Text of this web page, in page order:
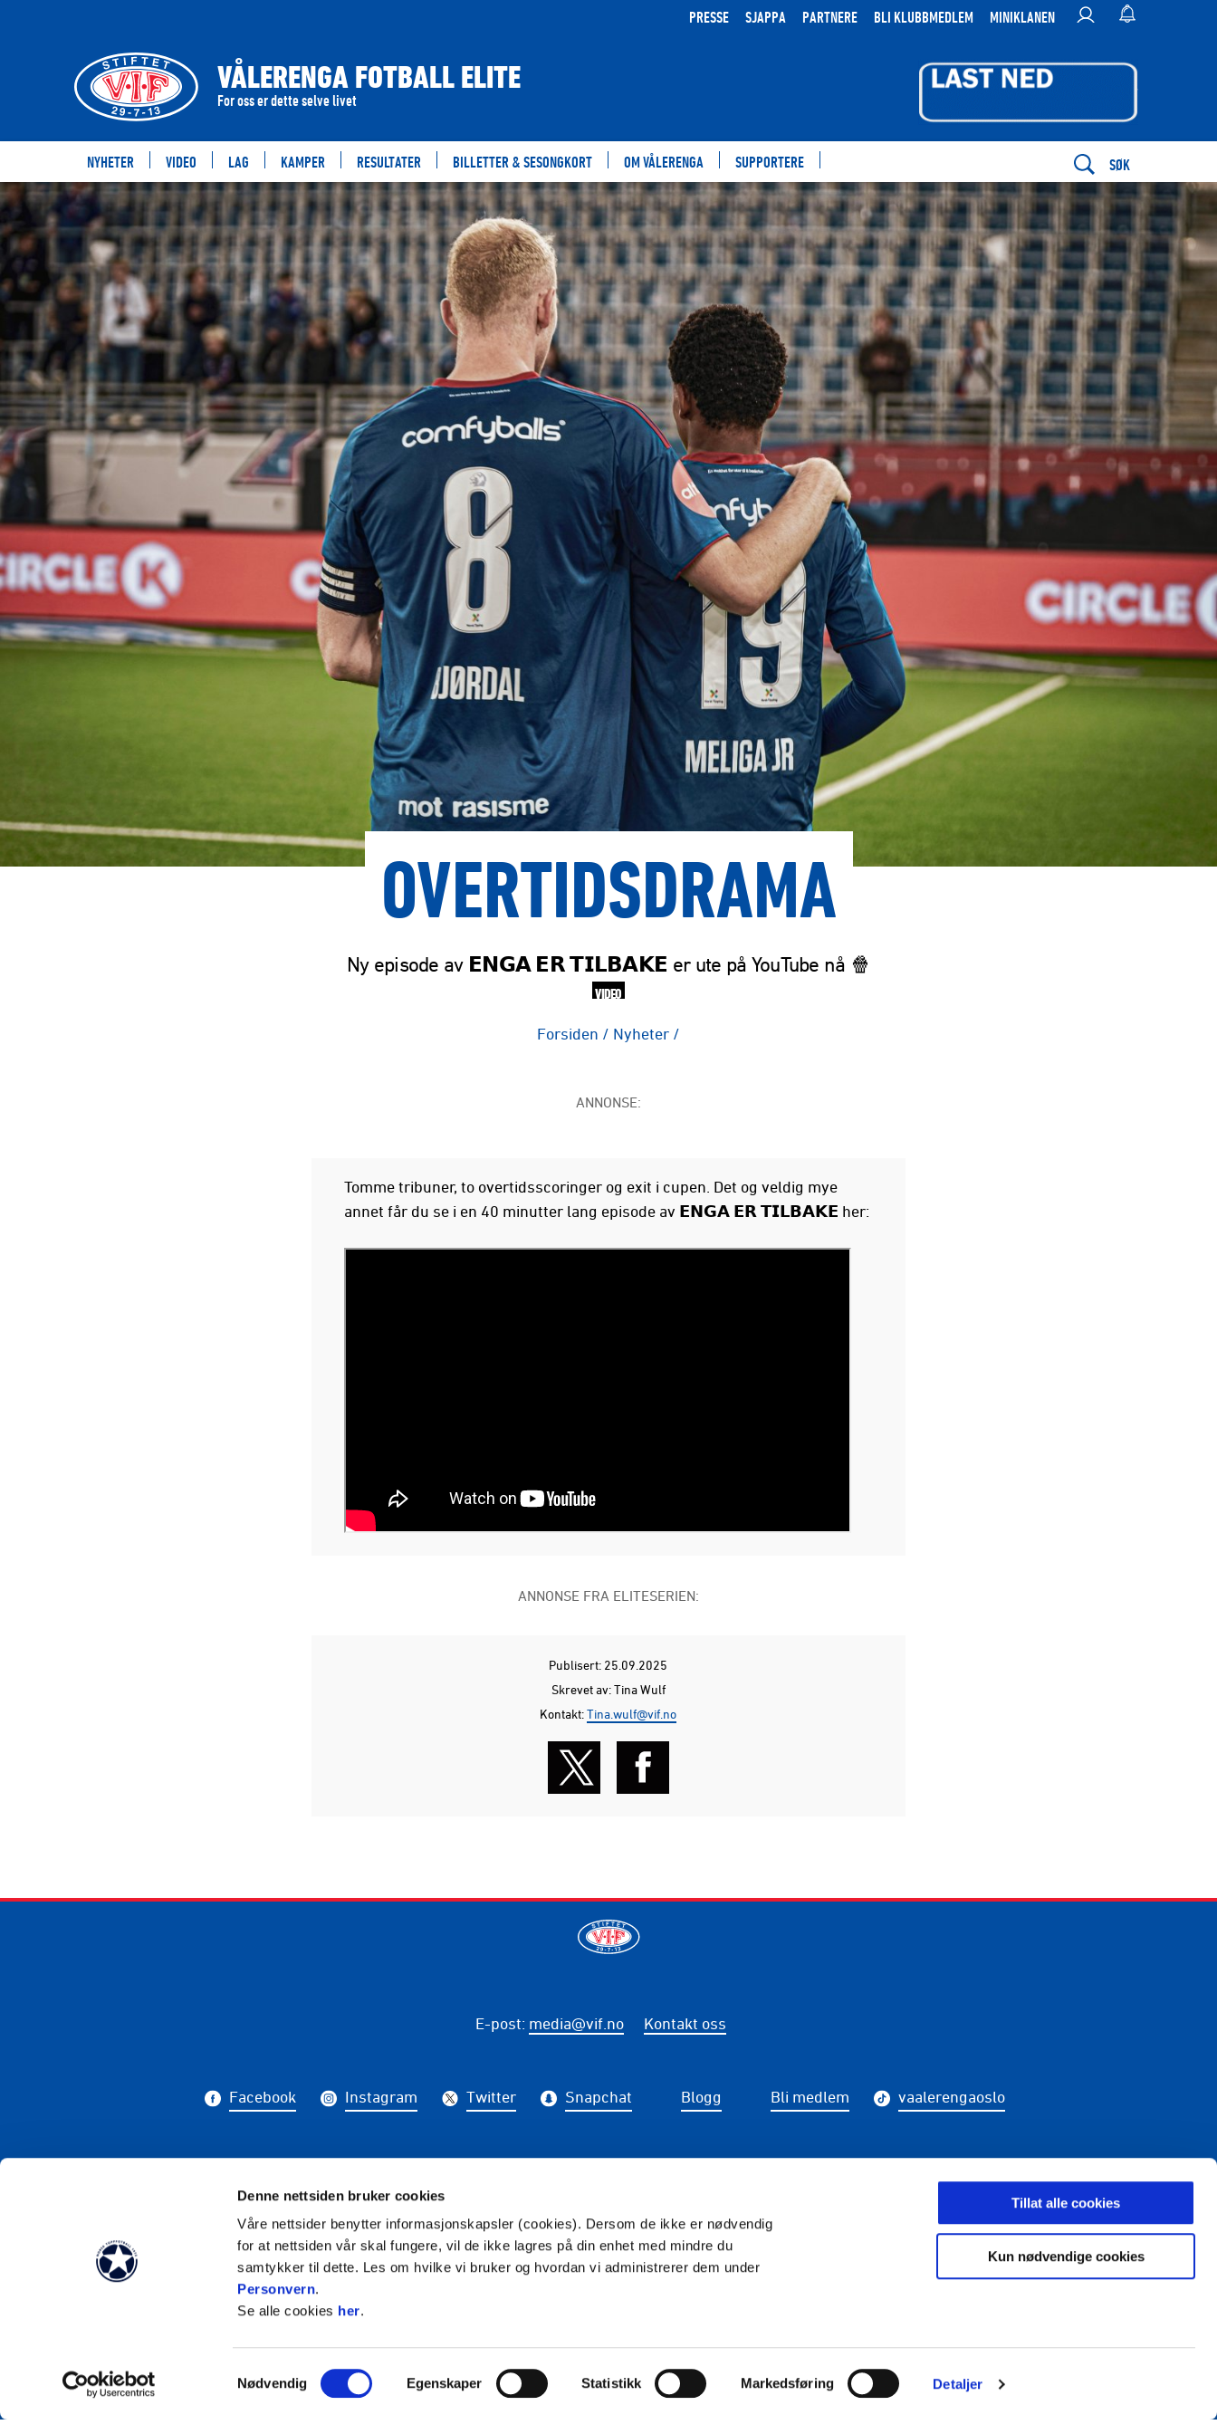
Denne nettsiden bruker cookies
Våre nettsider benytter informasjonskapsler (cookies). Dersom de ikke er nødvendig
for at nettsiden vår skal fungere, vil de ikke lagres på din enhet med mindre du
samtykker til dette. Les om hvilke vi bruker og hvordan vi administrerer dem under
Personvern.
Se alle cookies her.
Samtykkevalg
Nødvendig Egenskaper Statistikk Markedsføring Detaljer
Tillat alle cookies
Kun nødvendige cookies
PRESSE SJAPPA PARTNERE BLI KLUBBMEDLEM MINIKLANEN
VÅLERENGA FOTBALL ELITE
For oss er dette selve livet
NYHETER VIDEO LAG KAMPER RESULTATER BILLETTER & SESONGKORT OM VÅLERENGA SUPPORTERE SØK
OVERTIDSDRAMA
Ny episode av 𝗘𝗡𝗚𝗔 𝗘𝗥 𝗧𝗜𝗟𝗕𝗔𝗞𝗘 er ute på YouTube nå 🍿
VIDEO
Forsiden / Nyheter /
ANNONSE:
Tomme tribuner, to overtidsscoringer og exit i cupen. Det og veldig mye
annet får du se i en 40 minutter lang episode av 𝗘𝗡𝗚𝗔 𝗘𝗥 𝗧𝗜𝗟𝗕𝗔𝗞𝗘 her:
ANNONSE FRA ELITESERIEN:
Publisert: 25.09.2025
Skrevet av: Tina Wulf
Kontakt:Tina.wulf@vif.no
E-post: media@vif.no Kontakt oss
Facebook Instagram Twitter Snapchat Blogg Bli medlem vaalerengaoslo
Abonner på nyhetsbrev fra Vålerenga
PÅMELDING
Vilkår og betingelser Personvern